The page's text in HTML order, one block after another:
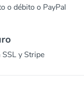
o débito o PayPal
y Stripe